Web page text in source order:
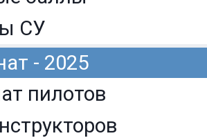
СУ
- 2025
пилотов